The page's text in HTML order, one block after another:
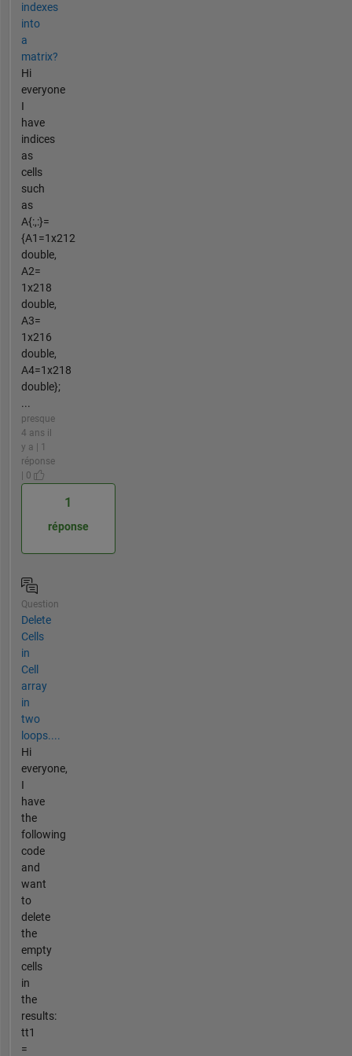
indexes
into
a
matrix?
Hi
everyone
I
have
indices
as
cells
such
as
A{:,:}=
{A1=1x212
double,
A2=
1x218
double,
A3=
1x216
double,
A4=1x218
double};
...
presque
4 ans il
y a | 1
réponse
| 0
1
réponse
Question
Delete
Cells
in
Cell
array
in
two
loops....
Hi
everyone,
I
have
the
following
code
and
want
to
delete
the
empty
cells
in
the
results:
tt1
=